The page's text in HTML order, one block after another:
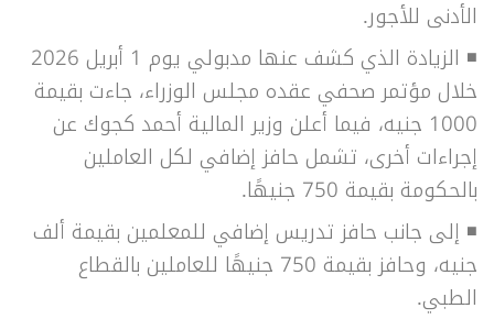
الأدنى للأجور.
◾
الزيادة الذي كشف عنها مدبولي يوم 1 أبريل 2026
خلال مؤتمر صحفي عقده مجلس الوزراء، جاءت بقيمة
1000 جنيه، فيما أعلن وزير المالية أحمد كجوك عن
إجراءات أخرى، تشمل حافز إضافي لكل العاملين
بالحكومة بقيمة 750 جنيهًا.
◾ إلى جانب حافز تدريس إضافي للمعلمين بقيمة ألف
جنيه، وحافز بقيمة 750 جنيهًا للعاملين بالقطاع
الطبي.